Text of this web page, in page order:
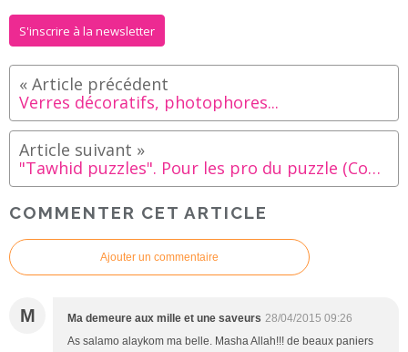
S'inscrire à la newsletter
Verres décoratifs, photophores...
"Tawhid puzzles". Pour les pro du puzzle (Comme moi)
COMMENTER CET ARTICLE
Ajouter un commentaire
M Ma demeure aux mille et une saveurs 28/04/2015 09:26
As salamo alaykom ma belle. Masha Allah!!! de beaux paniers